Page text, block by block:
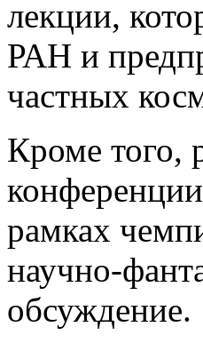
лекции,
РАН и
частных
Кроме того,
рамках
научно-
обсуждение.